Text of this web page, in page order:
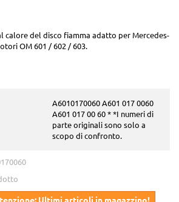
calore del disco fiamma adatto per Mercedes-
OM 601 / 602 / 603.
A6010170060 A601 017 0060
A601 017 00 60 * *I numeri di
parte originali sono solo a
scopo di confronto.
Ultimi articoli in magazzino!